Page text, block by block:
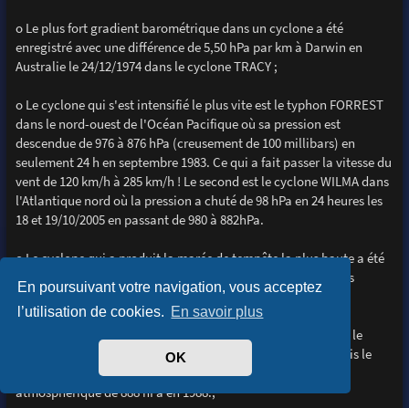
En poursuivant votre navigation, vous acceptez
l’utilisation de cookies. En savoir plus
OK
o Le plus fort gradient barométrique dans un cyclone a été
enregistré avec une différence de 5,50 hPa par km à Darwin en
Australie le 24/12/1974 dans le cyclone TRACY ;
o Le cyclone qui s'est intensifié le plus vite est le typhon FORREST
dans le nord-ouest de l'Océan Pacifique où sa pression est
descendue de 976 à 876 hPa (creusement de 100 millibars) en
seulement 24 h en septembre 1983. Ce qui a fait passer la vitesse du
vent de 120 km/h à 285 km/h ! Le second est le cyclone WILMA dans
l'Atlantique nord où la pression a chuté de 98 hPa en 24 heures les
18 et 19/10/2005 en passant de 980 à 882hPa.
o Le cyclone qui a produit la marée de tempête la plus haute a été
BATHURST BAY en Australie, en 1899, en causant des vagues
déferlantes de 13 m ;
o Le record de la vitesse du vent enregistré au sol a été dans le
cyclone WILMA, le 19/10/2005 avec des vents à 330.km/h. Puis le
2ème est le cyclone GILBERT avec 320 km/h et une pression
atmosphèrique de 888 hPa en 1988.;